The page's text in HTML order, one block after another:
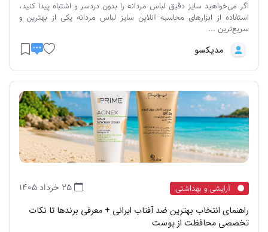
اگر می‌خواهید سایز دقیق لباس مردانه را بدون دردسر و اشتباه پیدا کنید،
استفاده از ابزارهای محاسبه آنلاین سایز لباس مردانه یکی از بهترین و
سریع‌ترین ...
مدیکسو
آرایشی و بهداشتی
راهنمای انتخاب بهترین ضد آفتاب ایرانی + معرفی برندها تا نکات
تخصصی محافظت از پوست